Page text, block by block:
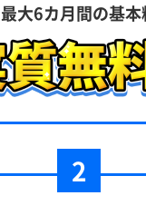
最大6カ月間の基本
2